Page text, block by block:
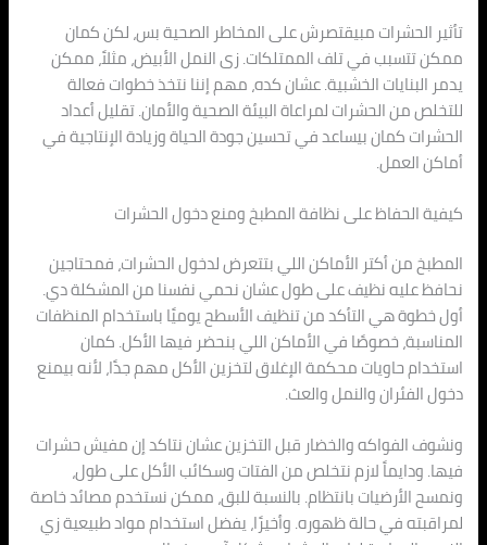
تأثير الحشرات مبيقتصرش على المخاطر الصحية بس، لكن كمان
ممكن تتسبب في تلف الممتلكات. زى النمل الأبيض، مثلاً، ممكن
يدمر البنايات الخشبية. عشان كده، مهم إننا نتخذ خطوات فعالة
للتخلص من الحشرات لمراعاة البيئة الصحية والأمان. تقليل أعداد
الحشرات كمان بيساعد في تحسين جودة الحياة وزيادة الإنتاجية في
أماكن العمل.
كيفية الحفاظ على نظافة المطبخ ومنع دخول الحشرات
المطبخ من أكتر الأماكن اللي بتتعرض لدخول الحشرات، فمحتاجين
نحافظ عليه نظيف على طول عشان نحمي نفسنا من المشكلة دي.
أول خطوة هي التأكد من تنظيف الأسطح يوميًا باستخدام المنظفات
المناسبة، خصوصًا في الأماكن اللي بنحضر فيها الأكل. كمان
استخدام حاويات محكمة الإغلاق لتخزين الأكل مهم جدًا، لأنه بيمنع
دخول الفئران والنمل والعث.
ونشوف الفواكه والخضار قبل التخزين عشان نتاكد إن مفيش حشرات
فيها. ودايماً لازم نتخلص من الفتات وسكائب الأكل على طول،
ونمسح الأرضيات بانتظام. بالنسبة للبق، ممكن نستخدم مصائد خاصة
لمراقبته في حالة ظهوره. وأخيرًا، يفضل استخدام مواد طبيعية زي